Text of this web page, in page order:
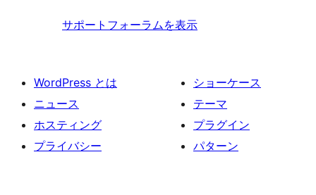
サポートフォーラムを表示
WordPress とは
ニュース
ホスティング
プライバシー
ショーケース
テーマ
プラグイン
パターン